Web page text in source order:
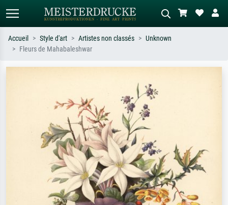
nu.
abstrait avec beaucoup de rouge,
tableau sombre, nu debout près d'un
Accueil Style d'art Artistes non classés
Unknown
Fleurs de Mahabaleshwar